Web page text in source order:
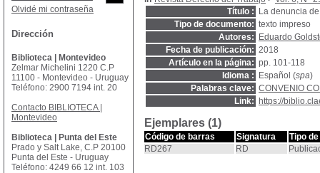
Título :
La denuncia
Tipo de documento: texto impreso
Autores:
Eduardo
Fecha de publicación: 2018
Artículo en la página: pp. 101-118
Idioma :
Español (spa)
Palabras clave: CONVENIO
Link:
https://
Ejemplares (1)
Código de barras Signatura
Tipo
RD267
RD
Olvidé mi contraseña
Dirección
Biblioteca | Montevideo
Zelmar Michelini 1220 C.P
11100 - Montevideo - Uruguay
Teléfono: 2900 7194 int. 20
Contacto BIBLIOTECA |
Montevideo
Biblioteca | Punta del Este
Prado y Salt Lake, C.P 20100
Punta del Este - Uruguay
Teléfono: 4249 66 12 int. 103